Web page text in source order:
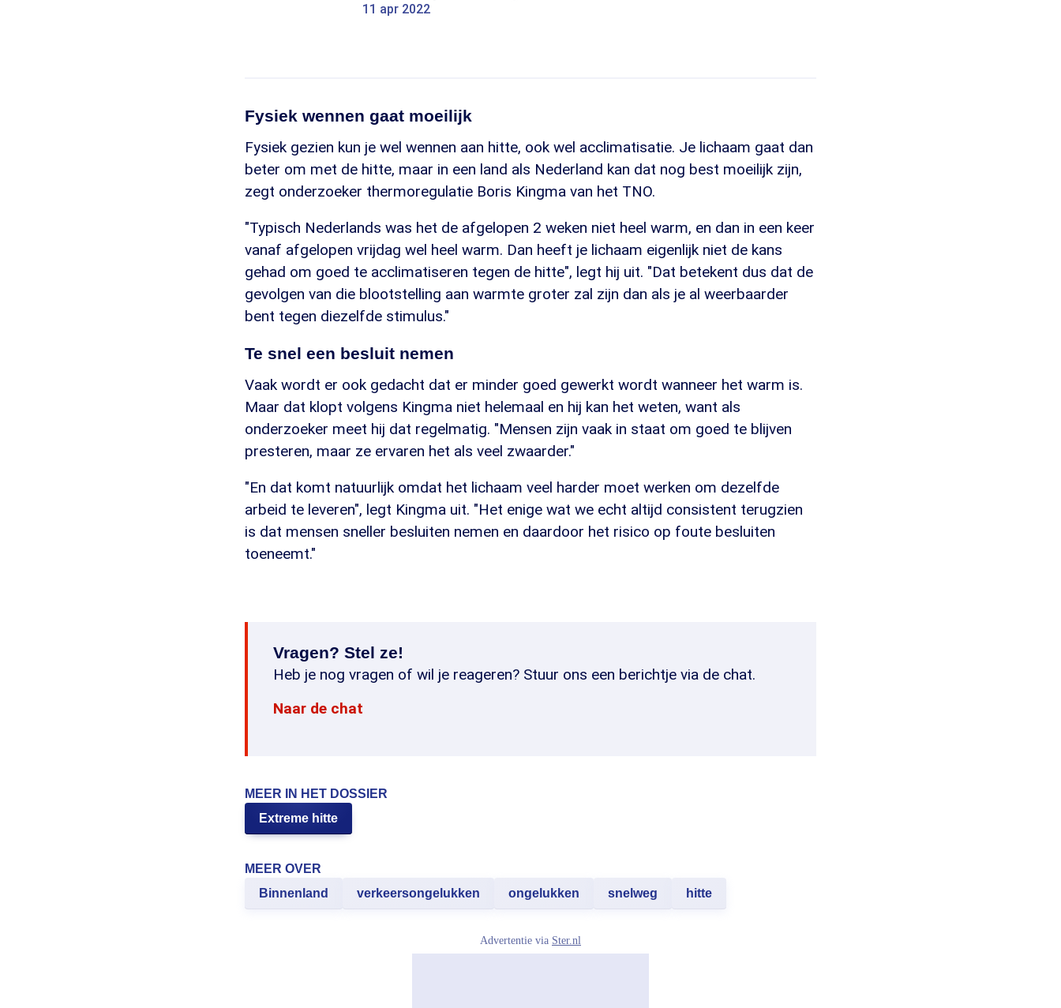
11 apr 2022
Fysiek wennen gaat moeilijk
Fysiek gezien kun je wel wennen aan hitte, ook wel acclimatisatie. Je lichaam gaat dan
beter om met de hitte, maar in een land als Nederland kan dat nog best moeilijk zijn,
zegt onderzoeker thermoregulatie Boris Kingma van het TNO.
"Typisch Nederlands was het de afgelopen 2 weken niet heel warm, en dan in een keer
vanaf afgelopen vrijdag wel heel warm. Dan heeft je lichaam eigenlijk niet de kans
gehad om goed te acclimatiseren tegen de hitte", legt hij uit. "Dat betekent dus dat de
gevolgen van die blootstelling aan warmte groter zal zijn dan als je al weerbaarder
bent tegen diezelfde stimulus."
Te snel een besluit nemen
Vaak wordt er ook gedacht dat er minder goed gewerkt wordt wanneer het warm is.
Maar dat klopt volgens Kingma niet helemaal en hij kan het weten, want als
onderzoeker meet hij dat regelmatig. "Mensen zijn vaak in staat om goed te blijven
presteren, maar ze ervaren het als veel zwaarder."
"En dat komt natuurlijk omdat het lichaam veel harder moet werken om dezelfde
arbeid te leveren", legt Kingma uit. "Het enige wat we echt altijd consistent terugzien
is dat mensen sneller besluiten nemen en daardoor het risico op foute besluiten
toeneemt."
Vragen? Stel ze!
Heb je nog vragen of wil je reageren? Stuur ons een berichtje via de chat.
Naar de chat
MEER IN HET DOSSIER
Extreme hitte
MEER OVER
Binnenland
verkeersongelukken ongelukken snelweg hitte
Advertentie via Ster.nl